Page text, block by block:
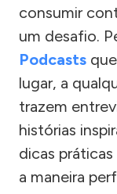
consumir
um desafio.
Podcasts
lugar, a
trazem
histórias
dicas
a maneira